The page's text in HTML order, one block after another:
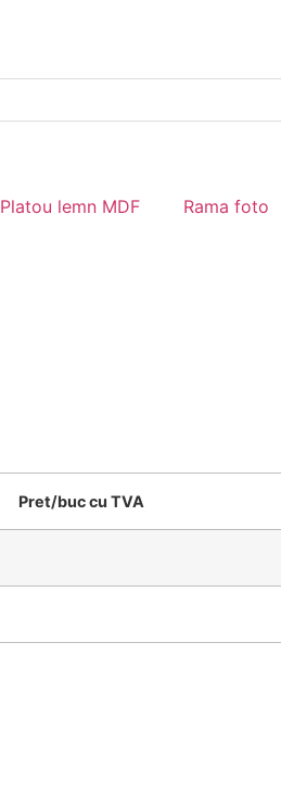
Platou lemn MDF Rama foto
Pret/buc cu TVA